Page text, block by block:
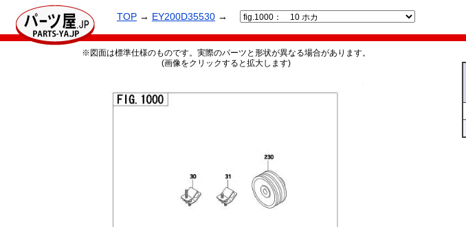
TOP → EY200D35530 →
※図面は標準仕様のものです。実際のパーツと形状が異なる場合があります。
(画像をクリックすると拡大します)